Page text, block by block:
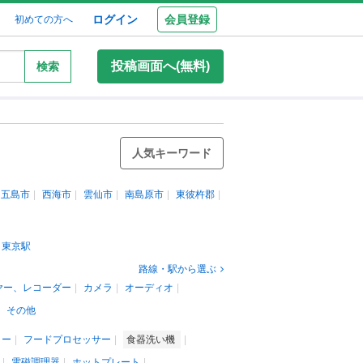
初めての方へ ログイン 会員登録
検索 投稿画面へ(無料)
人気キーワード
五島市 西海市 雲仙市 南島原市 東彼杵郡
東京駅
路線・駅から選ぶ
、レコーダー
カメラ
オーディオ
その他
フードプロセッサー
食器洗い機